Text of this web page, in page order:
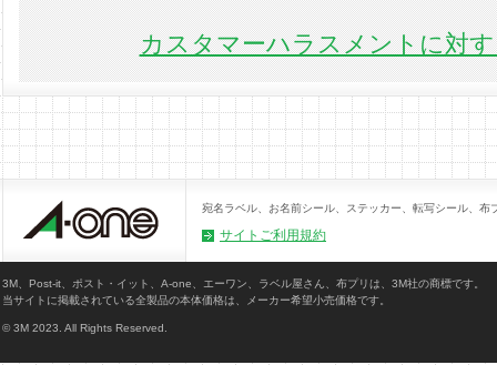
カスタマーハラスメントに対
宛名ラベル、お名前シール、ステッカー、転写シール、
サイトご利用規約
3M、Post-it、ポスト・イット、A-one、エーワン、ラベル屋さん、布プリは、3M社の商標です。
当サイトに掲載されている全製品の本体価格は、メーカー希望小売価格です。
© 3M 2023. All Rights Reserved.